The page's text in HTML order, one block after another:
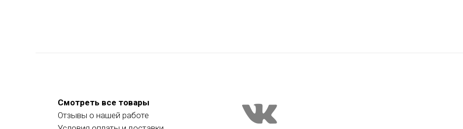
Смотреть все товары
Отзывы о нашей работе